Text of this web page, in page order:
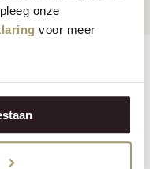
onze
voor meer
um die
Willig Bio Kuhkäse 200